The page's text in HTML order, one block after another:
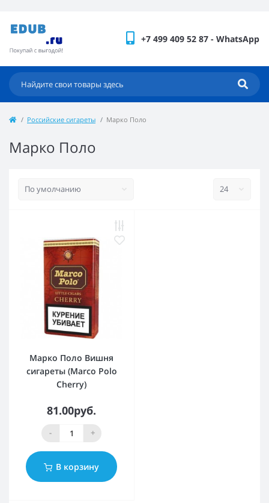
+7 499 409 52 87 - WhatsApp
Российские сигареты Марко Поло
Марко Поло
Марко Поло Вишня
сигареты (Marco Polo
Cherry)
81.00руб.
- +
В корзину